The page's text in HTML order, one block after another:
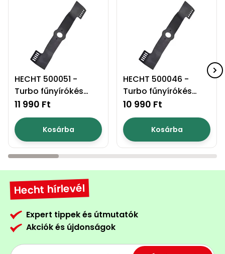
HECHT 500051 -
Turbo fűnyírókés
51cm
11 990 Ft
Kosárba
HECHT 500046 -
Turbo fűnyírókés
46cm
10 990 Ft
Kosárba
Hecht hírlevél
Expert tippek és útmutatók
Akciók és újdonságok